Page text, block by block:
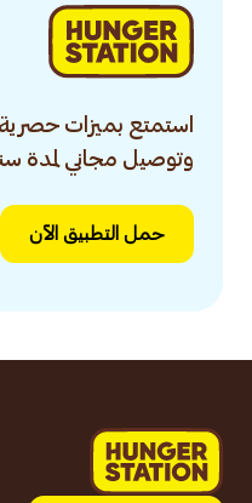
استمتع بميزات
وتوصيل مجاني لمدة
حمل التطبيق الآن